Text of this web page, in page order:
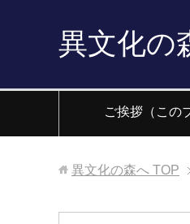
異文化の
ご挨拶（この
異文化の森へ TOP